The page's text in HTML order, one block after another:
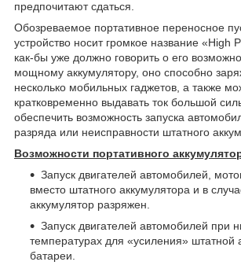
предпочитают сдаться.
Обозреваемое портативное переносное
устройство носит громкое название «High
как-бы уже должно говорить о его
мощному аккумулятору, оно способно
несколько мобильных гаджетов, а также
кратковременно выдавать ток большой
обеспечить возможность запуска
разряда или неисправности штатного
Возможности портативного
Запуск двигателей автомобилей,
вместо штатного аккумулятора и в
аккумулятор разряжен.
Запуск двигателей автомобилей при
температурах для «усиления» штатной
батареи.